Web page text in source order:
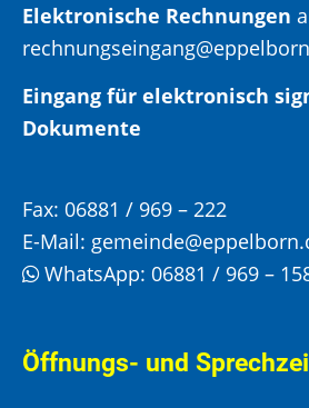
Elektronische Rechnungen
Eingang für elektronisch
Dokumente
Fax: 06881 / 969 – 222
E-Mail:
WhatsApp: 06881 / 969 –
Öffnungs- und